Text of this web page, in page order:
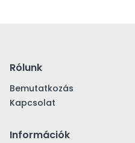
Rólunk
Bemutatkozás
Kapcsolat
Információk